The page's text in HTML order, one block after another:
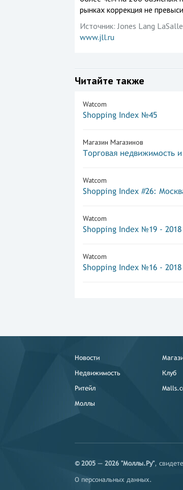
рынках коррекция не
Источник:Jones Lang LaSalle
www.jll.ru
Читайте также
Watcom
Shopping Index №45
Магазин Магазинов
Торговая недвижимость
Watcom
Shopping Index #26:
Watcom
Shopping Index №19 - 2018
Watcom
Shopping Index №16 - 2018
Новости
Недвижимость
Ритейл
Моллы
Клуб
© 2005 — 2026 "Моллы.Ру",
О персональных данных.